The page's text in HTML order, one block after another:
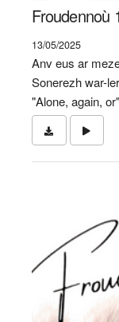
Froudennoù
13/05/2025
Anv eus ar
Sonerezh war-
"Alone, again,